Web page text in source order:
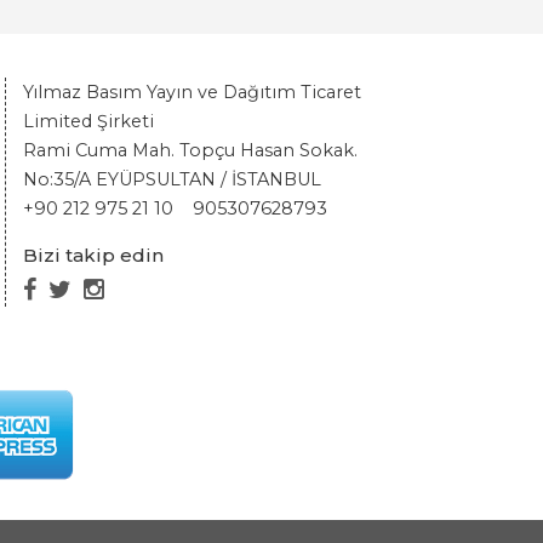
Yılmaz Basım Yayın ve Dağıtım Ticaret
Limited Şirketi
Rami Cuma Mah. Topçu Hasan Sokak.
No:35/A EYÜPSULTAN / İSTANBUL
+90 212 975 21 10
905307628793
Bizi takip edin